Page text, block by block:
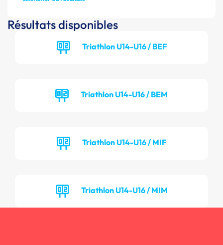
Résultats disponibles
Triathlon U14-U16 / BEF
Triathlon U14-U16 / BEM
Triathlon U14-U16 / MIF
Triathlon U14-U16 / MIM